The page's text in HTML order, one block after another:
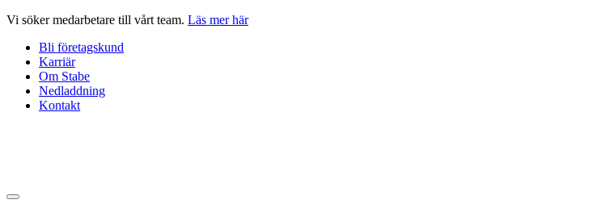
Hoppa
innehåll
Vi söker medarbetare till vårt team. Läs mer här
Bli företagskund
Karriär
Om Stabe
Nedladdning
Kontakt